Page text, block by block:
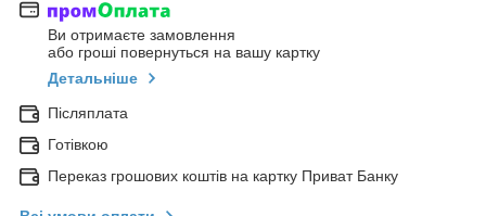
Ви отримаєте замовлення
або гроші повернуться на вашу картку
Детальніше
Післяплата
Готівкою
Переказ грошових коштів на картку Приват Банку